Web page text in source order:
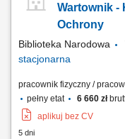
pieszym; Zapewnienie
elektronicznych...
Wartownik -
Ochrony
Biblioteka Narodowa
stacjonarna
pracownik fizyczny /
pełny etat
6 660 zł
aplikuj bez CV
5 dni